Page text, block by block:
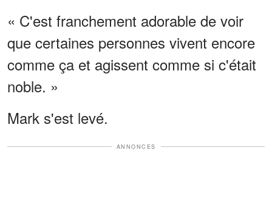
« C'est franchement adorable de voir
que certaines personnes vivent encore
comme ça et agissent comme si c'était
noble. »
Mark s'est levé.
ANNONCES